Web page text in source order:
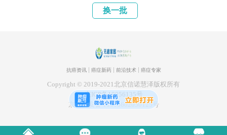
换一批
抗癌资讯 癌症新药 前沿技术 癌症专家
Copyright © 2019-2021北京信诺慧泽版权所有
京ICP备19056135号
京公网安备 11010602050125号